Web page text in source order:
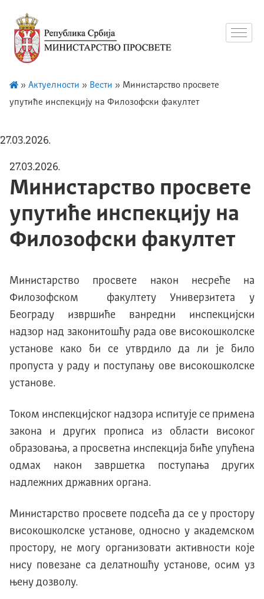
» Актуелности » Вести » Министарство просвете
упутиће инспекцију на Филозофски факултет
27.03.2026.
27.03.2026.
Министарство просвете
упутиће инспекцију на
Филозофски факултет
Министарство просвете након несреће на
Филозофском факултету Универзитета у
Београду извршиће ванредни инспекцијски
надзор над законитошћу рада ове високошколске
установе како би се утврдило да ли је било
пропуста у раду и поступању ове високошколске
установе.
Током инспекцијског надзора испитује се примена
закона и других прописа из области високог
образовања, а просветна инспекција биће упућена
одмах након завршетка поступања других
надлежних државних органа.
Министарство просвете подсећа да се у простору
високошколске установе, односно у академском
простору, не могу организовати активности које
нису повезане са делатношћу установе, осим уз
њену дозволу.